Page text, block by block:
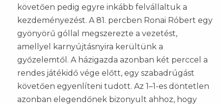
követően pedig egyre inkább felvállaltuk a
kezdeményezést. A 81. percben Ronai Róbert egy
gyönyörű góllal megszerezte a vezetést,
amellyel karnyújtásnyira kerültünk a
győzelemtől. A házigazda azonban két perccel a
rendes játékidő vége előtt, egy szabadrúgást
követően egyenlíteni tudott. Az 1–1-es döntetlen
azonban elegendőnek bizonyult ahhoz, hogy